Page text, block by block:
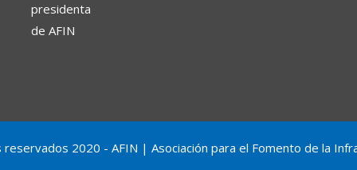
2020 - AFIN | Asociación para el Fomento de la